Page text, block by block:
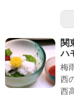
関
ハ
梅
西
西